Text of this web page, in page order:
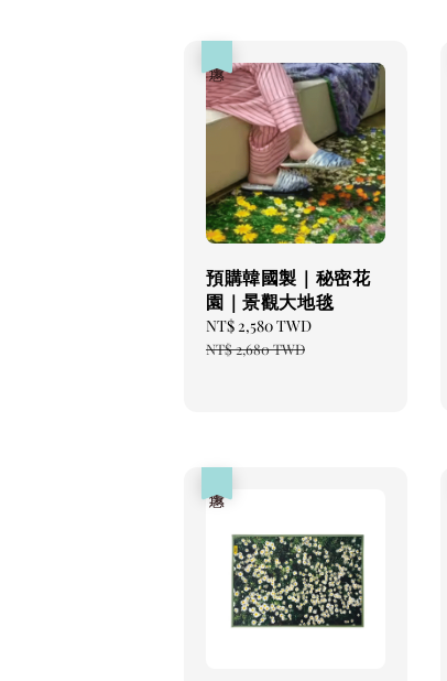
預購韓國製｜秘密花
園｜景觀大地毯
Sale
price
NT$ 2,580 TWD
NT$ 2,680 TWD